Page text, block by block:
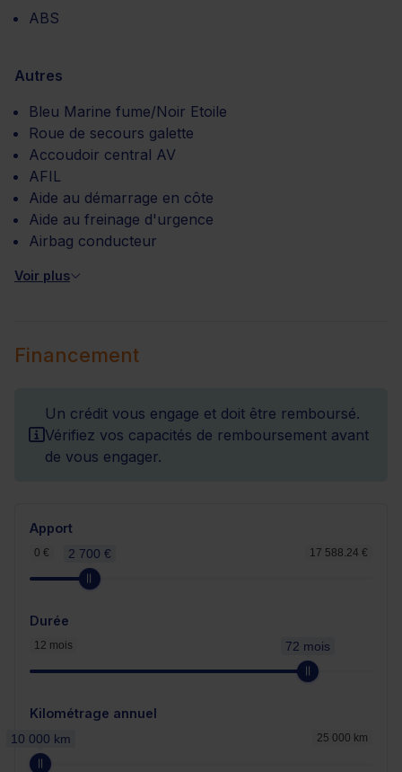
ABS
Autres
Bleu Marine fume/Noir Etoile
Roue de secours galette
Accoudoir central AV
AFIL
Aide au démarrage en côte
Aide au freinage d'urgence
Airbag conducteur
Voir plus
Financement
Un crédit vous engage et doit être remboursé.
Vérifiez vos capacités de remboursement avant
de vous engager.
Apport
0 € 17 588.24 €
2 700 €
Durée
12 mois 72 mois
Kilométrage annuel
25 000 km
10 000 km